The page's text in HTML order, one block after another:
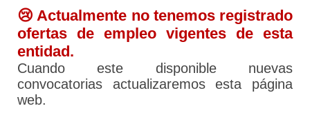
😢 Actualmente no tenemos registrado
ofertas de empleo vigentes de esta
entidad.
Cuando este disponible nuevas
convocatorias actualizaremos esta página
web.